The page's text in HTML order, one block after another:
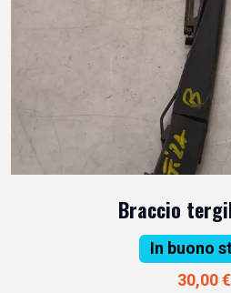
Braccio
In buono
30,00 €